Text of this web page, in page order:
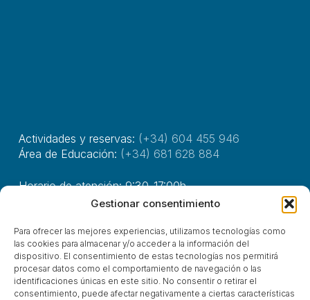
Gestionar consentimiento
Para ofrecer las mejores experiencias, utilizamos tecnologías como
las cookies para almacenar y/o acceder a la información del
dispositivo. El consentimiento de estas tecnologías nos permitirá
procesar datos como el comportamiento de navegación o las
identificaciones únicas en este sitio. No consentir o retirar el
consentimiento, puede afectar negativamente a ciertas características
Actividades y reservas: (+34) 604 455 946
Área de Educación: (+34) 681 628 884
Horario de atención: 9:30-17:00h.
39110, Soto de La Marina, Cantabria
© Asociación Costa Quebrada 2025